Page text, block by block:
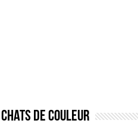
Chats de couleur